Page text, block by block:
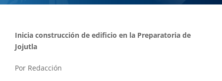
Inicia construcción de edificio en la Preparatoria de
Jojutla
Por Redacción